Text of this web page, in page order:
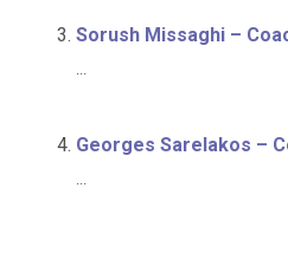
Sorush Missaghi –
...
Georges Sarelakos –
...